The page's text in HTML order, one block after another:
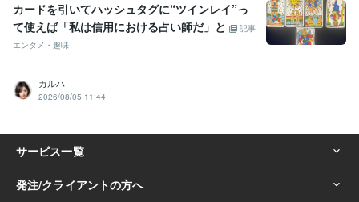
カードを引いてハッシュタグに“ツインレイ”っ
て使えば「私は信用における占い師だ」と
記事
エンタメ・趣味
カルハ
2026/08/05 11:44